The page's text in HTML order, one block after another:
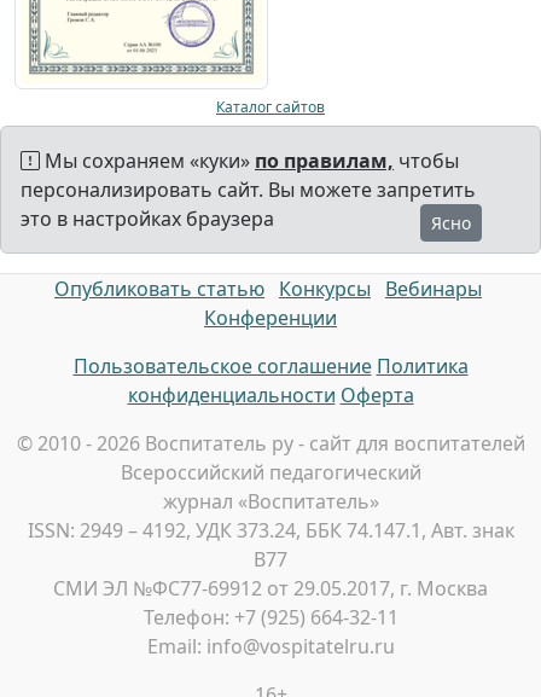
Каталог сайтов
Мы сохраняем «куки» по правилам, чтобы
персонализировать сайт. Вы можете запретить
это в настройках браузера
Ясно
Опубликовать статью Конкурсы
Вебинары
Конференции
Пользовательское соглашение Политика
конфиденциальности Оферта
© 2010 - 2026 Воспитатель ру - сайт для воспитателей
Всероссийский педагогический
журнал «Воспитатель»
ISSN: 2949 – 4192, УДК 373.24, ББК 74.147.1, Авт. знак
В77
СМИ ЭЛ №ФС77-69912 от 29.05.2017, г. Москва
Телефон: +7 (925) 664-32-11
Email: info@vospitatelru.ru